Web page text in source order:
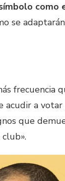
como
se
frecuencia
a
que